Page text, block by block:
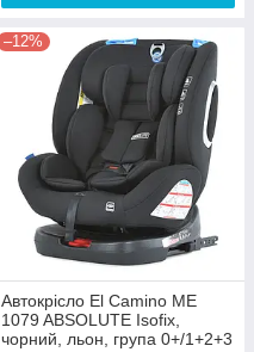
–12%
Автокрісло El Camino ME
1079 ABSOLUTE Isofix,
чорний, льон, група 0+/1+2+3